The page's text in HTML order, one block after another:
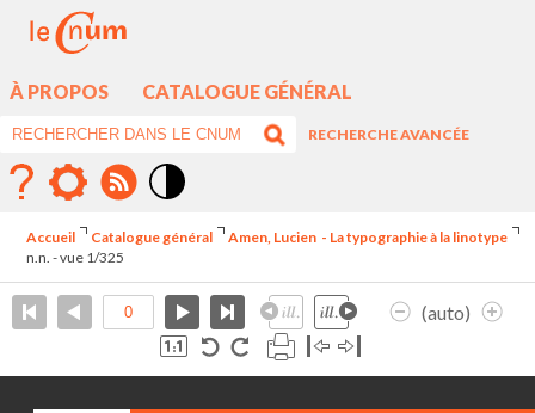
À PROPOS CATALOGUE GÉNÉRAL
RECHERCHE AVANCÉE
élévé
Accueil Catalogue général
Amen, Lucien - La typographie à la linotype
n.n. - vue 1/325
(auto)